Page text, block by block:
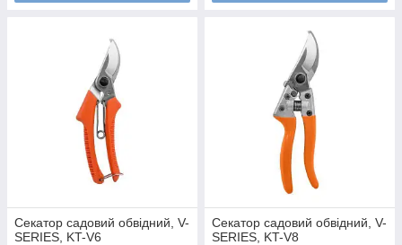
Секатор садовий обвідний, V-
SERIES, KT-V6
Секатор садовий обвідний, V-
SERIES, KT-V8